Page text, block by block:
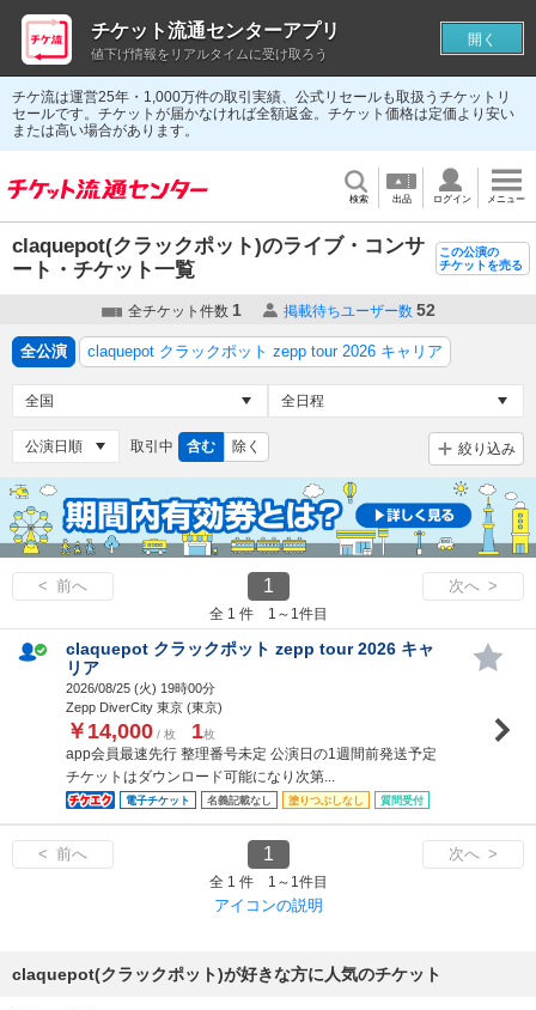
チケ流は運営25年・1,000万件の取引実績、公式リセールも取扱うチケットリ
セールです。チケットが届かなければ全額返金。チケット価格は定価より安い
または高い場合があります。
検索 出品 ログイン メニュー
claquepot(クラックポット)のライブ・コンサ
ート・チケット一覧
この公演の
チケットを売る
全チケット件数 1 掲載待ちユーザー数 52
全公演 claquepot クラックポット zepp tour 2026 キャリア
取引中 含む 除く 絞り込み
< 前へ 1 次へ >
全 1 件 1～1件目
claquepot クラックポット zepp tour 2026 キャ
リア
2026/08/25 (火) 19時00分
Zepp DiverCity 東京 (東京)
￥14,000 / 枚 1枚
app会員最速先行 整理番号未定 公演日の1週間前発送予定
チケットはダウンロード可能になり次第...
電子チケット 名義記載なし 塗りつぶしなし 質問受付
< 前へ 1 次へ >
全 1 件 1～1件目
アイコンの説明
claquepot(クラックポット)が好きな方に人気のチケット
チケット流通センターアプリ
値下げ情報をリアルタイムに受け取ろう
開く